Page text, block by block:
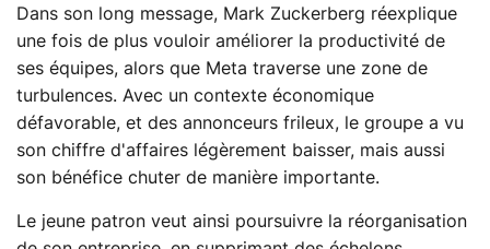
Dans son long message, Mark Zuckerberg réexplique
une fois de plus vouloir améliorer la productivité de
ses équipes, alors que Meta traverse une zone de
turbulences. Avec un contexte économique
défavorable, et des annonceurs frileux, le groupe a vu
son chiffre d'affaires légèrement baisser, mais aussi
son bénéfice chuter de manière importante.
Le jeune patron veut ainsi poursuivre la réorganisation